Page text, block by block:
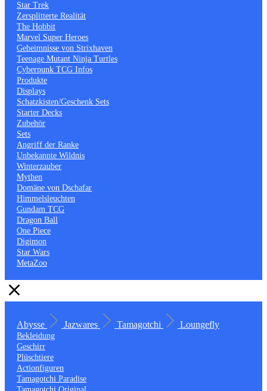
Star Trek
Zersplitterte Realität
The Hobbit
Marvel Super Heroes
Geheimnisse von Strixhaven
Teenage Mutant Ninja Turtles
Cyberpunk TCG Infos
Produkte
Displays
Schatzkisten/Geschenk Sets
Starter Decks
Zubehör
Sets
Angriff der Ranke
Unbekannte Wildnis
Winterzauber
Mythen
Domäne von Dschafar
Himmelsleuchten
Gundam TCG
Dragon Ball
One Piece
Digimon
Star Wars
MetaZoo
Abysse Jazwares Tamagotchi Loungefly
Bekleidung
Geschirr
Plüschtiere
Actionfiguren
Tamagotchi Paradise